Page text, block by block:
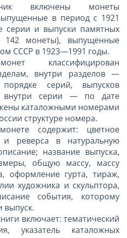
включены монеты
в период с 1921
серии и выпуски памятных
142 монеты), выпущенные
СССР в 1923—1991 годы.
классифицирован
внутри разделов —
серий, выпусков
внутри серии — по дате
каталожными номерами
структуре номера.
содержит: цветное
и реверса в натуральную
название выпуска,
общую массу, массу
оформление гурта, тираж,
художника и скульптора,
события, которому
выпуск.
включает: тематический
указатель каталожных